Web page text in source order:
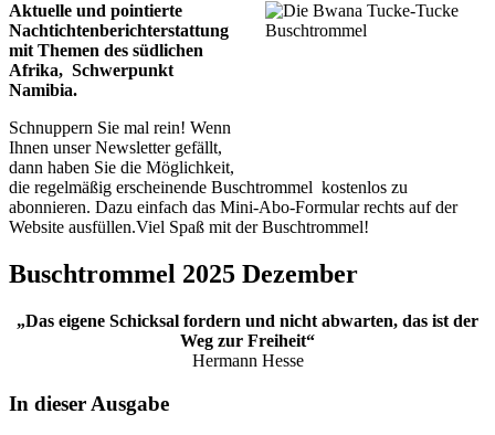
Aktuelle und pointierte
Nachtichtenberichterstattung
mit Themen des südlichen
Afrika, Schwerpunkt
Namibia.
Schnuppern Sie mal rein! Wenn
Ihnen unser Newsletter gefällt,
dann haben Sie die Möglichkeit,
die regelmäßig erscheinende Buschtrommel kostenlos zu
abonnieren. Dazu einfach das Mini-Abo-Formular rechts auf der
Website ausfüllen.Viel Spaß mit der Buschtrommel!
Buschtrommel 2025 Dezember
„Das eigene Schicksal fordern und nicht abwarten, das ist der
Weg zur Freiheit“
Hermann Hesse
In dieser Ausgabe